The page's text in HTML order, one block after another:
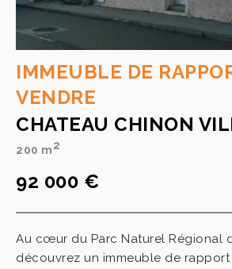
IMMEUBLE DE
VENDRE
CHATEAU CHINON
200 m2
92 000 €
Au cœur du Parc Naturel Régional
découvrez un immeuble de